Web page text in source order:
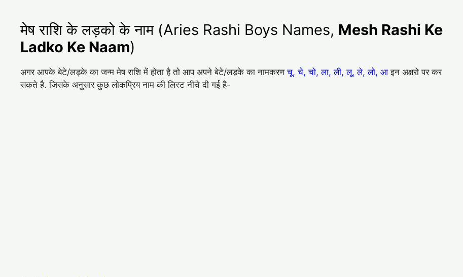
मेष राशि के लड़को के नाम (Aries Rashi Boys Names, Mesh Rashi Ke
Ladko Ke Naam)
अगर आपके बेटे/लड़के का जन्म मेष राशि में होता है तो आप अपने बेटे/लड़के का नामकरणचू, चे, चो, ला, ली, लू, ले, लो, आइन अक्षरो पर कर
सकते है. जिसके अनुसार कुछ लोकप्रिय नाम की लिस्ट नीचे दी गई है-